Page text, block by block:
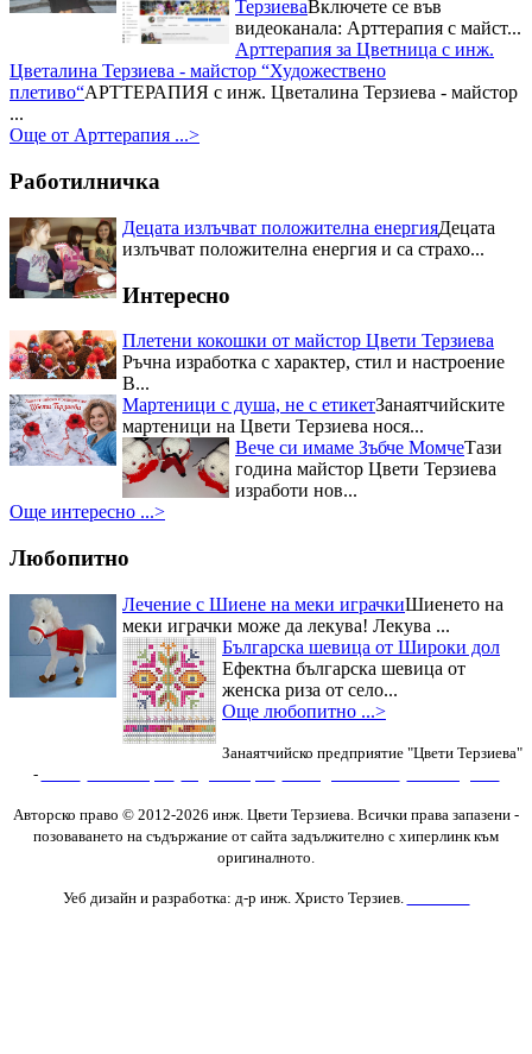
Националният събор на овцевъдите в България и майстор
Цвети ТерзиеваЗапомнящо се
преживявание с майстор Цвети
Терзиева за почитателите на
народния бит, творчество и
успешно възраждане на
традициите в област...
Отрупаната трапеза с домашно
приготвени ястия донесе Първо
място в Кулинарния конкурс –
"Ястия от чесън" на Пра...
Приз за най-красив щанд за
Цвети Терзиева на Първия
национален „Фестивал на ореха”Журито в състав -
финалистите от Hell`s Kitchen и
гостите на празника останаха
ТерзиеваВключете се във
видеоканала: Арттерапия с майст...
Арттерапия за Цветница с инж.
Цветалина Терзиева - майстор “Художествено
плетиво“АРТТЕРАПИЯ с инж. Цветалина Терзиева - майстор
...
Още от Арттерапия ...>
Работилничка
Децата излъчват положителна енергияДецата
излъчват положителна енергия и са страхо...
Интересно
Плетени кокошки от майстор Цвети Терзиева
Ръчна изработка с характер, стил и настроение
В...
Мартеници с душа, не с етикетЗанаятчийските
мартеници на Цвети Терзиева нося...
Вече си имаме Зъбче МомчеТази
година майстор Цвети Терзиева
изработи нов...
Още интересно ...>
Любопитно
Лечение с Шиене на меки играчкиШиенето на
меки играчки може да лекува! Лекува ...
Българска шевица от Широки дол
Ефектна българска шевица от
женска риза от село...
Още любопитно ...>
Занаятчийско предприятие "Цвети Терзиева"
-
Авторско право © 2012-2026 инж. Цвети Терзиева. Всички права запазени -
позоваването на съдържание от сайта задължително с хиперлинк към
оригиналното.
Уеб дизайн и разработка: д-р инж. Христо Терзиев.